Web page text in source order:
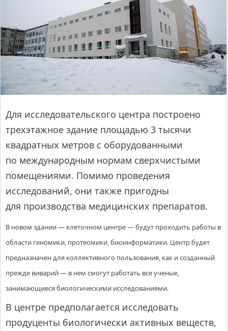
Для исследовательского центра построено
трехэтажное здание площадью 3 тысячи
квадратных метров с оборудованными
по международным нормам сверхчистыми
помещениями. Помимо проведения
исследований, они также пригодны
для производства медицинских препаратов.
В новом здании — клеточном центре — будут проходить работы в
области геномики, протеомики, биоинформатики. Центр будет
предназначен для коллективного пользования, как и созданный
прежде виварий — в нем смогут работать все ученые,
занимающиеся биологическими исследованиями.
В центре предполагается исследовать
продуценты биологически активных веществ,